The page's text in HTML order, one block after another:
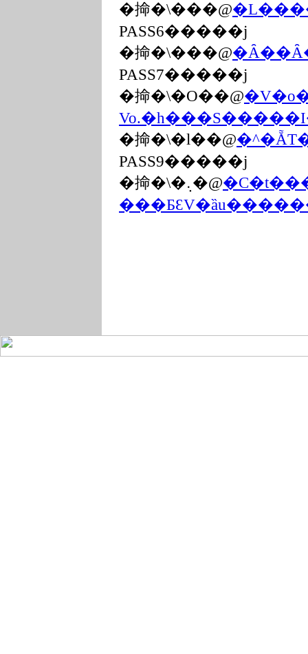
�掵�\���@
PASS6�����j
�掵�\���@
PASS7�����j
�掵�\�O��@
�掵�\�l��@
PASS9�����j
�掵�\�܉�@